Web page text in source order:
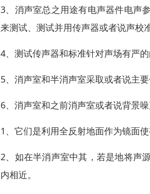
3、消声室总之用途有电声器件电声
来测试、测试并用传声器或者说声校
4、测试传声器和标准针对声场有严的
5、消声室和半消声室采取或者说主
6、消声室和之前消声室或者说背景
1、它们是利用全反射地面作为镜面
2、如在半消声室中其，若是地将声
内相近。